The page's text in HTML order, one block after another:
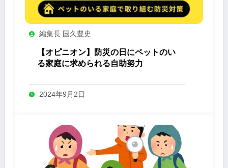
編集長 国久豊史
【オピニオン】防災の日にペットのい
る家庭に求められる自助努力
2024年9月2日